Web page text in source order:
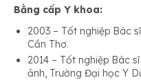
Bằng cấp Y khoa:
2003 – Tốt nghiệp Bác
Cần Thơ.
2014 – Tốt nghiệp Bác
ảnh, Trường Đại học Y